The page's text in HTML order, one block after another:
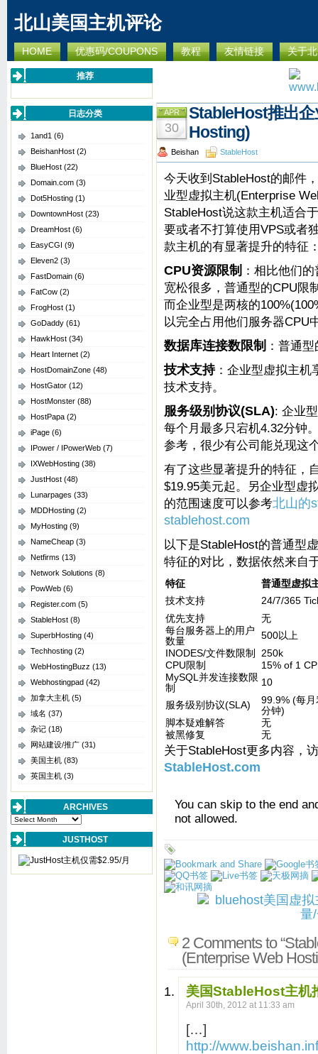
北山美国主机评论
HOME 优惠码/COUPONS 教程 友情链接 关于
推荐
日志分类
1and1 (6)
BeishanHost (2)
BlueHost (22)
Domain.com (3)
Dot5Hosting (1)
DowntownHost (23)
DreamHost (6)
EasyCGI (9)
Eleven2 (3)
FastDomain (6)
FatCow (2)
FrogHost (1)
GoDaddy (61)
HawkHost (34)
Heart Internet (2)
HostDomainZone (48)
HostGator (12)
HostMonster (88)
HostPapa (2)
iPage (6)
IPower / IPowerWeb (7)
IXWebHosting (38)
JustHost (48)
Lunarpages (33)
MDDHosting (2)
MyHosting (9)
NameCheap (3)
Netfirms (13)
Network Solutions (8)
PowWeb (6)
Register.com (5)
StableHost (8)
SuperbHosting (4)
Techhosting (2)
WebHostingBuzz (13)
Webhostingpad (42)
加拿大主机 (5)
域名 (37)
杂记 (18)
网站建设/推广 (31)
美国主机 (83)
英国主机 (3)
ARCHIVES
Archives
JUSTHOST
APR
30
StableHost推出
Hosting)
Beishan StableHost
今天收到StableHost的邮件
业型虚拟主机(Enterprise
StableHost说这款主机适合
要或者不打算使用VPS或者
款主机的有显著提升的特征
CPU资源限制 ：相比他们
宽松很多，普通型的CPU限
而企业型是两核的
以完全占用他们服务器CPU
数据库连接数限制 ：普通
技术支持：企业型虚拟主机
技术支持。
服务级别协议(SLA): 企业
每个月最多只宕机4.32分钟
参考，很少有公司能兑现这
有了这些显著提升的特征，
$19.95美元起。另企业型虚
的范围速度可以参考北山的
stablehost.com
以下是StableHost的普通型
特征的对比，数据依然来自
特征
普通型虚拟
技术支持
24/7/365
优先支持
无
每台服务器上的用户
数量
500以上
INODES/文件数限制
250k
CPU限制
15% of 1
MySQL并发连接数限
制
10
服务级别协议(SLA)
99.9% (每
分钟)
脚本疑难解答
无
被黑修复
无
关于StableHost更多内容，
StableHost.com
You can skip to the end
not allowed.
2 Comments to
(Enterprise Web
美国StableHost主机
April 30th, 2012 at 11:33 am
[…]
http://